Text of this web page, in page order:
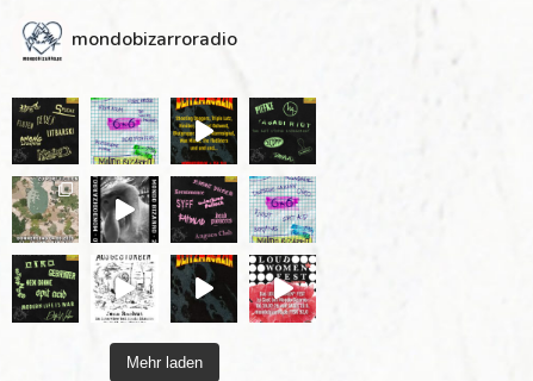
mondobizarroradio
Mehr laden